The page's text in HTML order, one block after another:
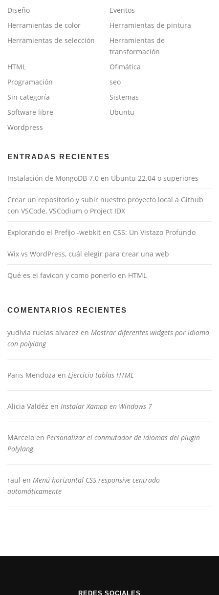
Diseño
Eventos
Herramientas de color
Herramientas de pintura
Herramientas de selección
Herramientas de
transformación
HTML
Ofimática
Programación
seo
Sin categoría
Sistemas
Software libre
Ubuntu
Wordpress
ENTRADAS RECIENTES
Instalación de MongoDB 7.0 en Ubuntu 22.04 o superiores
Crear un repositorio y subir nuestro proyecto local a Github
con VSCode, VSCodium o Project IDX
Explorando el Prefijo -webkit en CSS: Un Vistazo Profundo
Wix vs WordPress, cuál elegir para crear una web
Qué es el favicon y como ponerlo en HTML
COMENTARIOS RECIENTES
yudivia ruelas alvarez en Mostrar diferentes widgets por idioma
con polylang
Paris Mendoza en Ejercicio tablas HTML
Alicia Valdéz en Instalar Xampp en Windows 7
MArcelo en Personalizar el conmutador de idiomas del plugin
Polylang
raul en Menú horizontal CSS responsive centrado
automáticamente
REDES SOCIALES